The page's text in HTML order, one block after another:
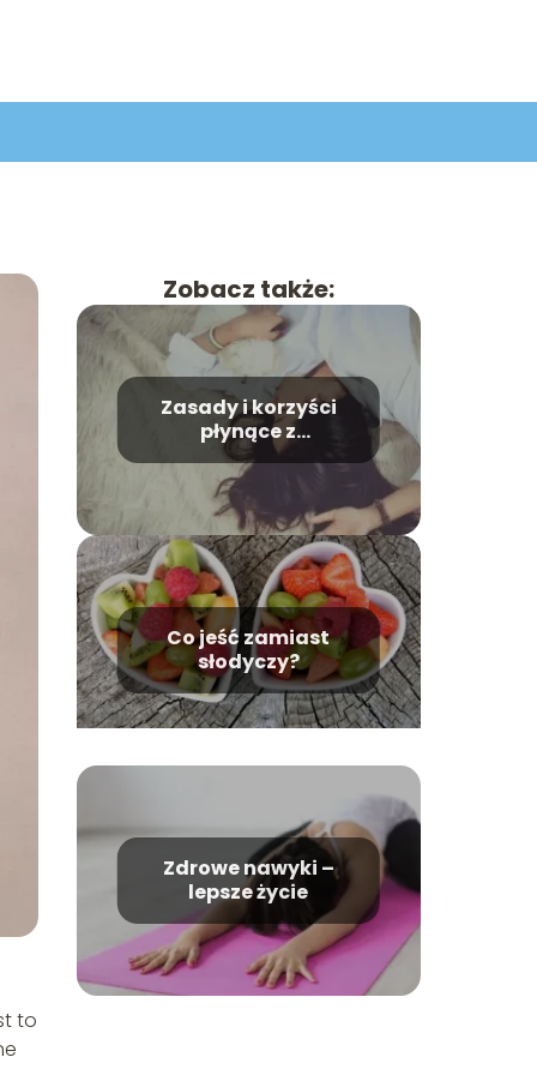
to
Zobacz także:
Zasady i korzyści
płynące z
odpoczynku biernego
i czynnego
Co jeść zamiast
słodyczy?
Zdrowe nawyki –
lepsze życie